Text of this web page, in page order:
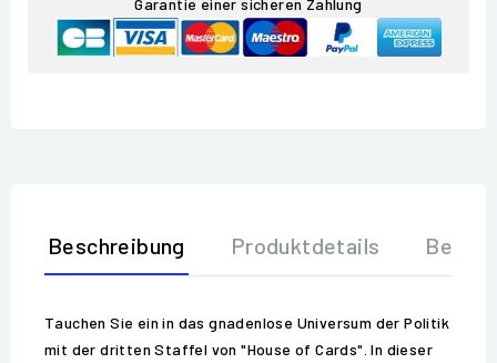
Beschreibung Produktdetails
Tauchen Sie ein in das gnadenlose Universum der Politik
mit der dritten Staffel von "House of Cards". In dieser